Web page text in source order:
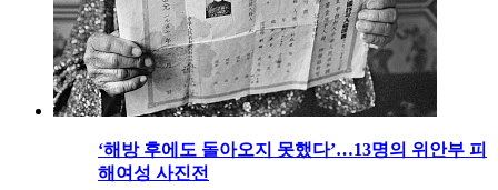
‘해방 후에도 돌아오지 못했다’…13명의 위안부 피
해여성 사진전